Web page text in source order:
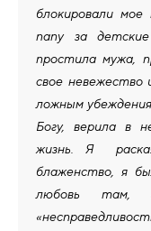
блокировали
папу за
простила мужа,
свое невежество
ложным
Богу, верила в
жизнь. Я
блаженство, я
любовь там,